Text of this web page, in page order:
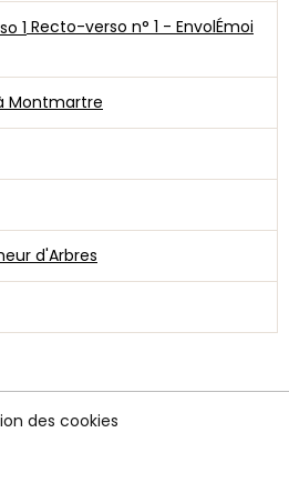
Recto-verso n° 1 - EnvolÉmoi
Montmartre
d'Arbres
des cookies